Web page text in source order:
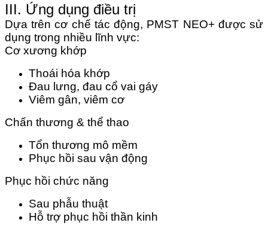
III. Ứng dụng điều trị
Dựa trên cơ chế tác động, PMST NEO+ được sử
dụng trong nhiều lĩnh vực:
Cơ xương khớp
Thoái hóa khớp
Đau lưng, đau cổ vai gáy
Viêm gân, viêm cơ
Chấn thương & thể thao
Tổn thương mô mềm
Phục hồi sau vận động
Phục hồi chức năng
Sau phẫu thuật
Hỗ trợ phục hồi thần kinh